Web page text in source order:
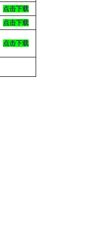
点击下载
点击下载
点击下载